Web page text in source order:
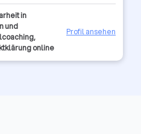
in
und
online
Profil ansehen